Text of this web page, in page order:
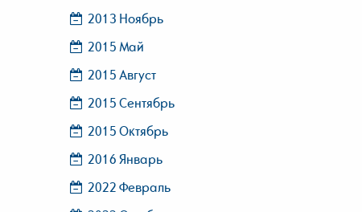
2013 Ноябрь
2015 Май
2015 Август
2015 Сентябрь
2015 Октябрь
2016 Январь
2022 Февраль